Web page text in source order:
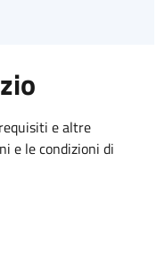
e altre
e le condizioni di